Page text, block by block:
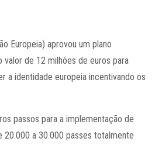
Europeia) aprovou um plano
valor de 12 milhões de euros para
a identidade europeia incentivando os
passos para a implementação de
20.000 a 30.000 passes totalmente